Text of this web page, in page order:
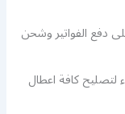
دفع الفواتير وشحن
كافة اعطال